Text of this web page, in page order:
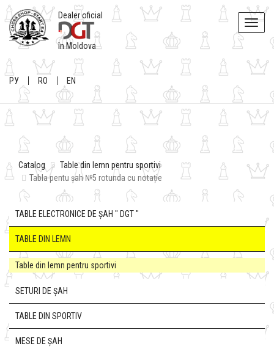
Toggle
Dealer oficial
în Moldova
РУ RO EN
Catalog
Table din lemn pentru sportivi
Tabla pentu șah №5 rotunda cu notație
TABLE ELECTRONICE DE ȘAH " DGT "
TABLE DIN LEMN
Table din lemn pentru sportivi
SETURI DE ȘAH
TABLE DIN SPORTIV
MESE DE ȘAH